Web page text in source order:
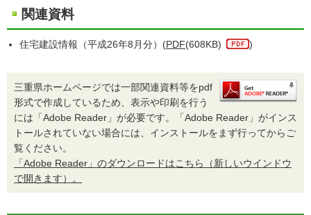
関連資料
住宅建設情報（平成26年8月分）(PDF(608KB) )
三重県ホームページでは一部関連資料等をpdf
形式で作成しているため、表示や印刷を行う
には「Adobe Reader」が必要です。「Adobe Reader」がインス
トールされていない場合には、インストールをまず行ってからご
覧ください。
「Adobe Reader」のダウンロードはこちら（新しいウインドウ
で開きます）。